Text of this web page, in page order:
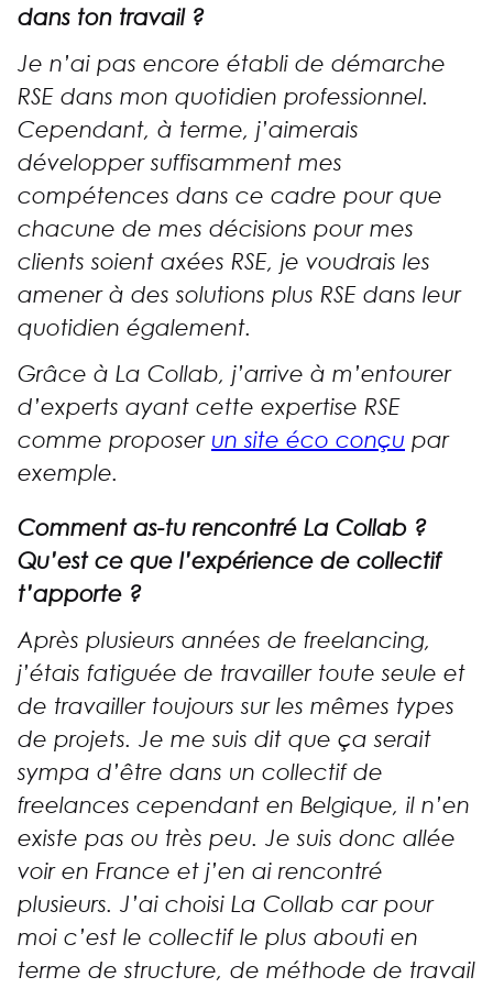
dans ton travail ?
Je n’ai pas encore établi de démarche
RSE dans mon quotidien professionnel.
Cependant, à terme, j’aimerais
développer suffisamment mes
compétences dans ce cadre pour que
chacune de mes décisions pour mes
clients soient axées RSE, je voudrais les
amener à des solutions plus RSE dans leur
quotidien également.
Grâce à La Collab, j’arrive à m’entourer
d’experts ayant cette expertise RSE
comme proposer un site éco conçu par
exemple.
Comment as-tu rencontré La Collab ?
Qu’est ce que l’expérience de collectif
t’apporte ?
Après plusieurs années de freelancing,
j’étais fatiguée de travailler toute seule et
de travailler toujours sur les mêmes types
de projets. Je me suis dit que ça serait
sympa d’être dans un collectif de
freelances cependant en Belgique, il n’en
existe pas ou très peu. Je suis donc allée
voir en France et j’en ai rencontré
plusieurs. J’ai choisi La Collab car pour
moi c’est le collectif le plus abouti en
terme de structure, de méthode de travail